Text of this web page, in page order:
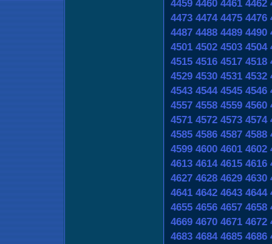
4459 4460 4461 4462
4473 4474 4475 4476
4487 4488 4489 4490
4501 4502 4503 4504
4515 4516 4517 4518
4529 4530 4531 4532
4543 4544 4545 4546
4557 4558 4559 4560
4571 4572 4573 4574
4585 4586 4587 4588
4599 4600 4601 4602
4613 4614 4615 4616
4627 4628 4629 4630
4641 4642 4643 4644
4655 4656 4657 4658
4669 4670 4671 4672
4683 4684 4685 4686